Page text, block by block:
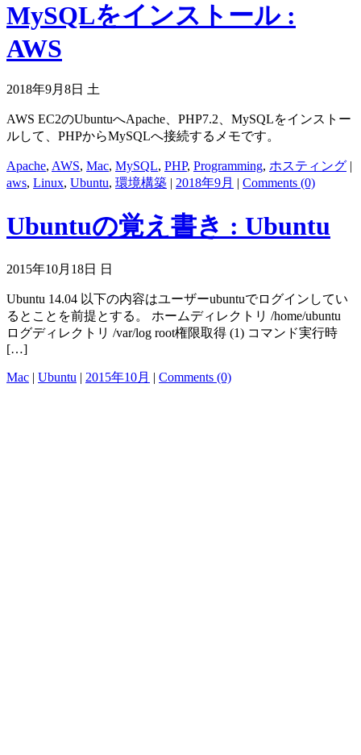
MySQLをインストール :
AWS
2018年9月8日 土
AWS EC2のUbuntuへApache、PHP7.2、MySQLをインストー
ルして、PHPからMySQLへ接続するメモです。
Apache, AWS, Mac, MySQL, PHP, Programming, ホスティング |
aws, Linux, Ubuntu, 環境構築 | 2018年9月 | Comments (0)
Ubuntuの覚え書き : Ubuntu
2015年10月18日 日
Ubuntu 14.04 以下の内容はユーザーubuntuでログインしてい
るとことを前提とする。 ホームディレクトリ /home/ubuntu
ログディレクトリ /var/log root権限取得 (1) コマンド実行時
[…]
Mac | Ubuntu | 2015年10月 | Comments (0)